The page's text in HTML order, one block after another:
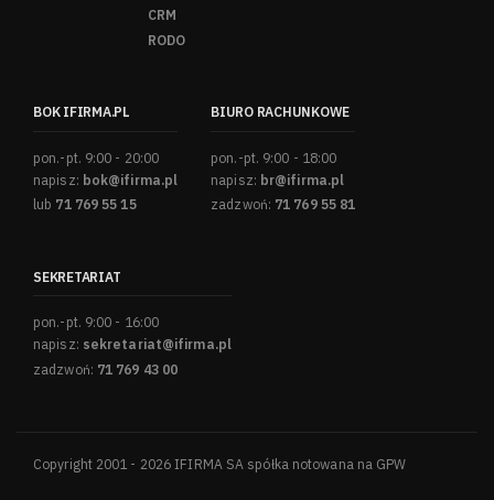
CRM
RODO
BOK IFIRMA.PL
pon.-pt. 9:00 - 20:00
napisz: bok@ifirma.pl
lub 71 769 55 15
BIURO RACHUNKOWE
pon.-pt. 9:00 - 18:00
napisz: br@ifirma.pl
zadzwoń: 71 769 55 81
SEKRETARIAT
pon.-pt. 9:00 - 16:00
napisz: sekretariat@ifirma.pl
zadzwoń: 71 769 43 00
Copyright 2001 - 2026 IFIRMA SA spółka notowana na GPW